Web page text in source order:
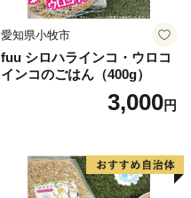
愛知県小牧市
fuu シロハラインコ・ウロコ
インコのごはん（400g）
3,000円